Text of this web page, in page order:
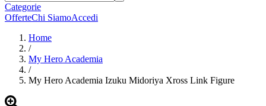
Categorie
OfferteChi SiamoAccedi
Home
/
My Hero Academia
/
My Hero Academia Izuku Midoriya Xross Link Figure